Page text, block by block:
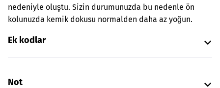
nedeniyle oluştu. Sizin durumunuzda bu nedenle ön
kolunuzda kemik dokusu normalden daha az yoğun.
Ek kodlar
Not